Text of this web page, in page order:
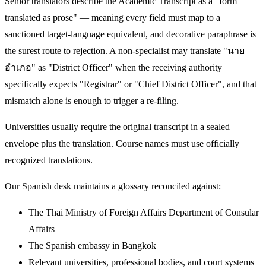
translated as prose" — meaning every field must map to a
sanctioned target-language equivalent, and decorative paraphrase is
the surest route to rejection. A non-specialist may translate "นาย
อำเภอ" as "District Officer" when the receiving authority
specifically expects "Registrar" or "Chief District Officer", and that
mismatch alone is enough to trigger a re-filing.
Universities usually require the original transcript in a sealed
envelope plus the translation. Course names must use officially
recognized translations.
Our Spanish desk maintains a glossary reconciled against:
The Thai Ministry of Foreign Affairs Department of Consular
Affairs
The Spanish embassy in Bangkok
Relevant universities, professional bodies, and court systems